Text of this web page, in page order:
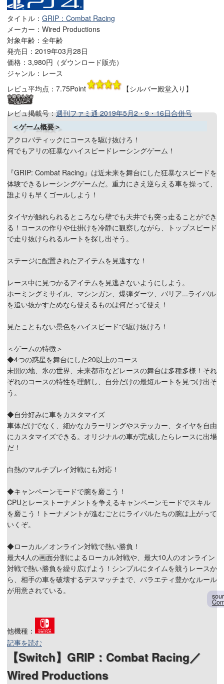
タイトル： GRIP：Combat Racing
メーカー：Wired Productions
対象年齢：全年齢
発売日：2019年03月28日
価格： 3,980円（ダウンロード販売）
ジャンル：レース
レビュ平均点： 7.75Point 【シルバー殿堂入り】
レビュ掲載号：週刊ファミ通 2019年5月2・9・16日合併号
＜ゲーム概要＞
アクロバティックにコースを駆け抜けろ！
何でもアリの狂暴なハイスピードレーシングゲーム！
『GRIP: Combat Racing』は近未来を舞台にした狂暴なスピードを
体験できるレーシングゲームだ。重力にさえ逆らえる車を操って、
誰よりも早くゴールしよう！
タイヤが触れられるところなら壁でも天井でも突っ走ることができ
る！コースの作りや仕掛けを冷静に観察しながら、トップスピード
で走り抜けられるルートを探し出そう。
ステージに配置されたアイテムを見逃すな！
レース中に見つかるアイテムを見逃さないようにしよう。
ホーミングミサイル、マシンガン、爆弾ダーツ、バリア...ライバル
を追い抜かすためなら使えるものは何だって使え！
見たこともない景色をハイスピードで駆け抜けろ！
＜ゲームの特徴＞
◆4つの惑星を舞台にした20以上のコース
未開の地、氷の世界、未来都市などレースの舞台は多種多様！それ
ぞれのコースの特性を理解し、自分だけの最短ルートを見つけ出そ
う。
◆自分好みに車をカスタマイズ
車体だけでなく、細かなカラーリングやステッカー、タイヤを自由
にカスタマイズできる。オリジナルの車が完成したらレースに出場
だ！
白熱のマルチプレイ対戦にも対応！
◆キャンペーンモードで腕を磨こう！
CPUとレーストーナメントを争えるキャンペーンモードでスキル
を磨こう！トーナメントが進むごとにライバルたちの腕は上がって
いくぞ。
◆ローカル／オンライン対戦で熱い勝負！
最大4人の画面分割によるローカル対戦や、最大10人のオンライン
対戦で熱い勝負を繰り広げよう！シンプルにタイムを競うレースか
ら、相手の車を破壊するデスマッチまで、バラエティ豊かなルール
が用意されている。
他機種：
記事を読む
【Switch】GRIP：Combat Racing／
Wired Productions